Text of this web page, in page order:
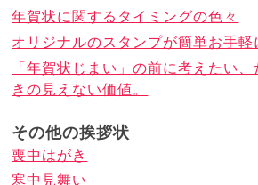
年賀状に関するタイミングの色々
オリジナルのスタンプが簡単お手軽
「年賀状じまい」の前に考えたい
きの見えない価値。
その他の挨拶状
喪中はがき
寒中見舞い